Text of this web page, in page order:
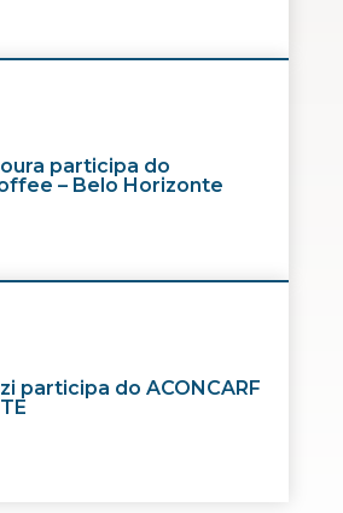
participa do
– Belo Horizonte
participa do ACONCARF